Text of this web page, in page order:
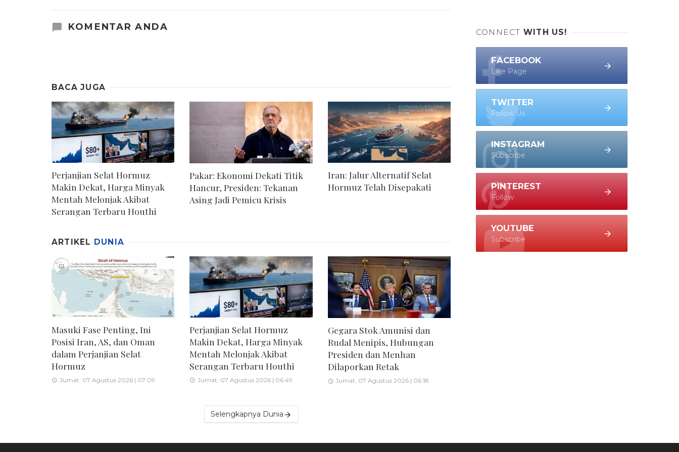
KOMENTAR ANDA
BACA JUGA
Perjanjian Selat Hormuz
Makin Dekat, Harga Minyak
Mentah Melonjak Akibat
Serangan Terbaru Houthi
Pakar: Ekonomi Dekati Titik
Hancur, Presiden: Tekanan
Asing Jadi Pemicu Krisis
Iran: Jalur Alternatif Selat
Hormuz Telah Disepakati
ARTIKEL DUNIA
Masuki Fase Penting, Ini
Posisi Iran, AS, dan Oman
dalam Perjanjian Selat
Hormuz
Jumat, 07 Agustus 2026 | 07:09
Perjanjian Selat Hormuz
Makin Dekat, Harga Minyak
Mentah Melonjak Akibat
Serangan Terbaru Houthi
Jumat, 07 Agustus 2026 | 06:49
Gegara Stok Amunisi dan
Rudal Menipis, Hubungan
Presiden dan Menhan
Dilaporkan Retak
Jumat, 07 Agustus 2026 | 06:18
Selengkapnya Dunia
CONNECT WITH US!
FACEBOOK
Like Page
TWITTER
Follow Us
INSTAGRAM
Subscribe
PINTEREST
Follow
YOUTUBE
Subscribe